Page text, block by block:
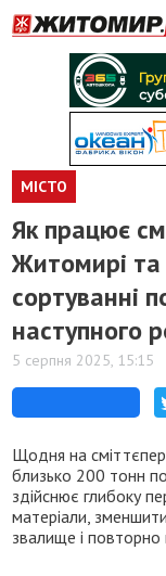
МІСТО
Як працює
Житомирі
сортуванні
наступного
5 серпня 2025, 15:15
Щодня на
близько 200 тонн
здійснює глибоку
матеріали,
звалище і повторно